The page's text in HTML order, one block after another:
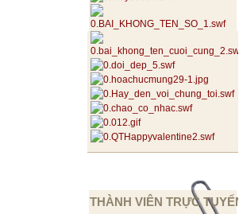
THÀNH VIÊN TRỰC TUYẾN